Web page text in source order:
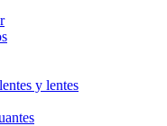
y lentes